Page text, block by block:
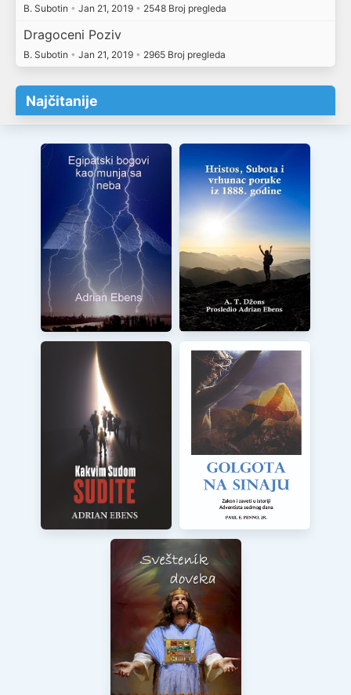
B. Subotin • Jan 21, 2019 • 2548 Broj pregleda
Dragoceni Poziv
B. Subotin • Jan 21, 2019 • 2965 Broj pregleda
Najčitanije